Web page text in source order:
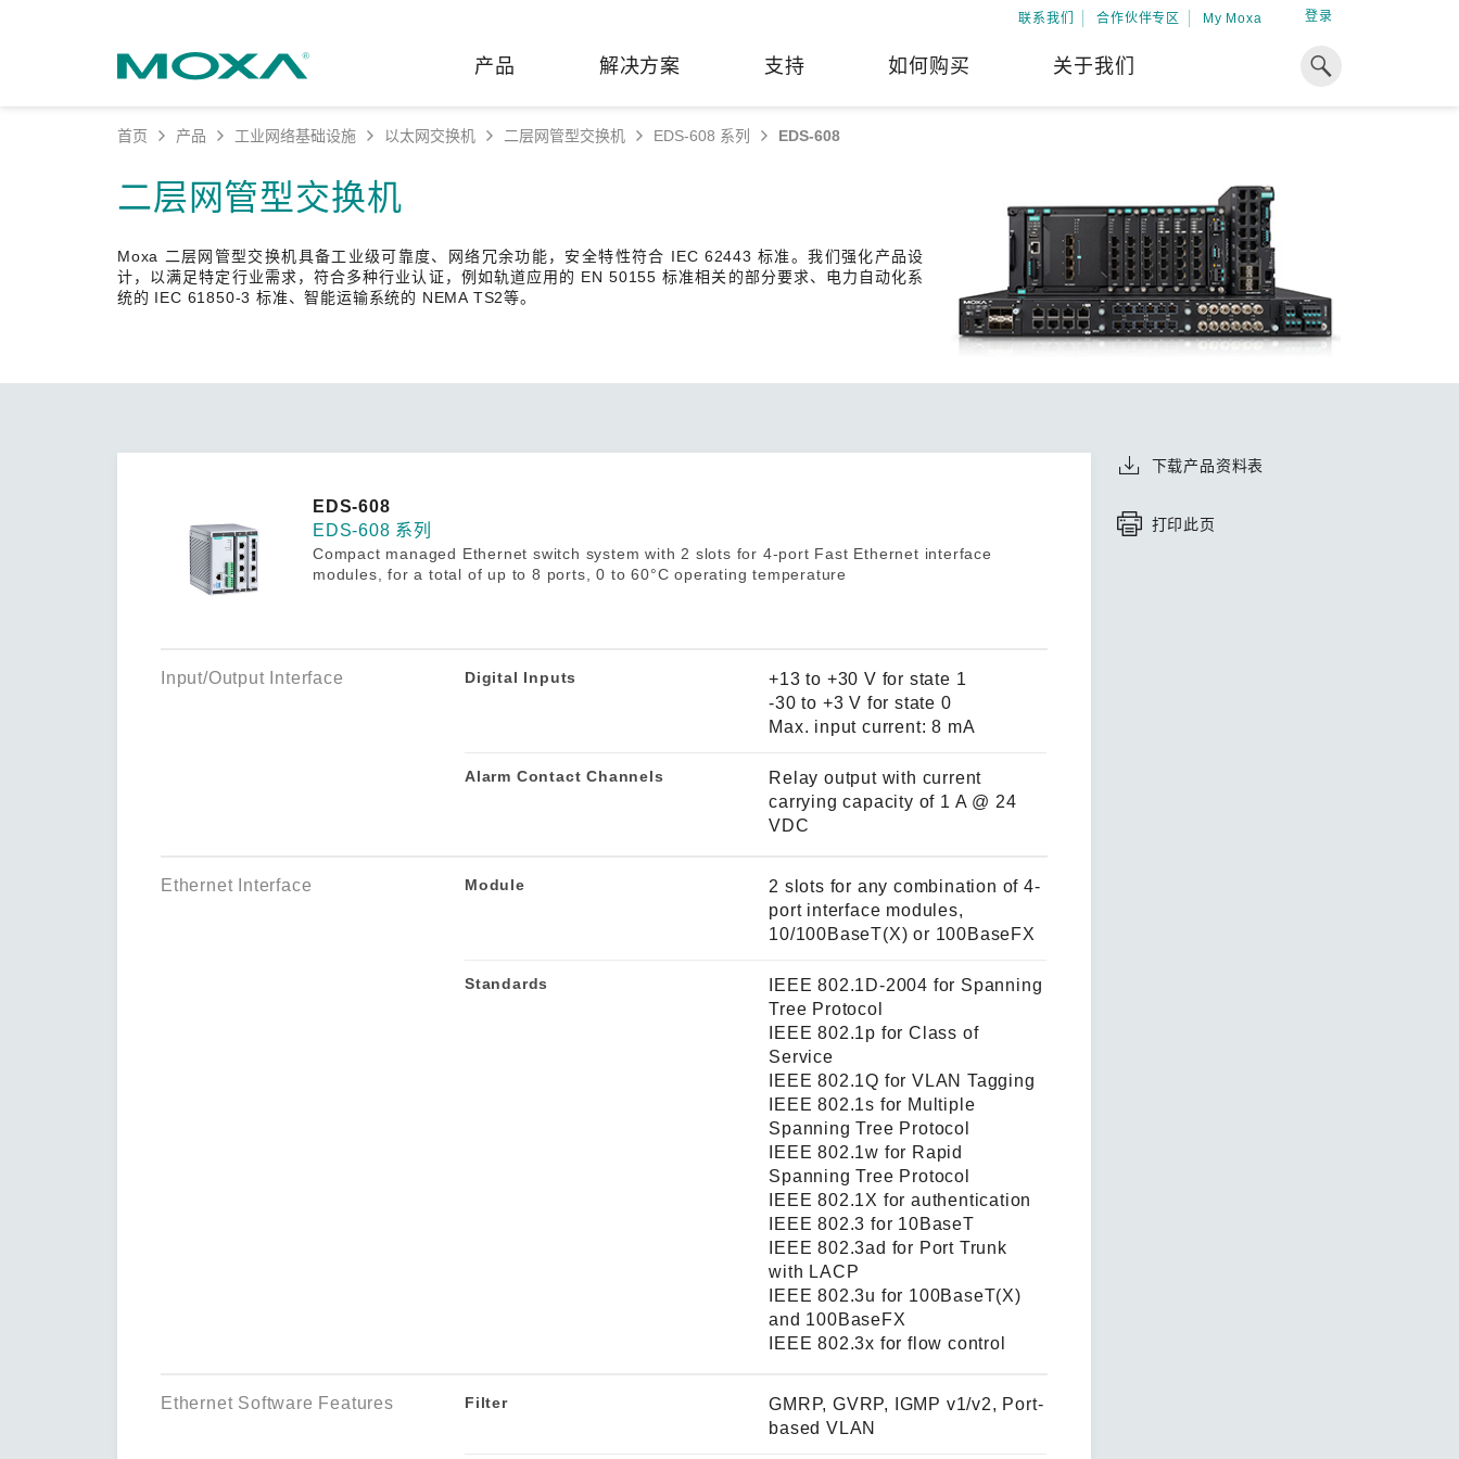
联系我们 合作伙伴专区 My Moxa 登录
产品
安全路由器
网络安全产品
串口转换器
x86 计算机
ARM 架构计算机
工业平板计算机
查看所有产品
解决方案
电力 油气 全球专业经验，助力储能出海
凭借在全球能源领域深耕超过 15 年的专业
经验，Moxa 致力于成为中国企业值得信赖
技术新知
单对以太网 (SPE) Ethernet-APL
支持
产品 FAQs 保修条款
下载中心
案例
专家观点
如何购买 关于我们
缘起与创新
有害物质合规政策 加入 Moxa
我们因优秀的员工而成长，因
共同的追求而凝聚。
了解更多
首页 产品 工业网络基础设施 以太网交换机 二层网管型交换机 EDS-608 系列 EDS-608
二层网管型交换机
Moxa 二层网管型交换机具备工业级可靠度、网络冗余功能，安全特性符合 IEC 62443 标准。我们强化产品设
计，以满足特定行业需求，符合多种行业认证，例如轨道应用的 EN 50155 标准相关的部分要求、电力自动化系
统的 IEC 61850-3 标准、智能运输系统的 NEMA TS2等。
EDS-608
EDS-608 系列
Compact managed Ethernet switch system with 2 slots for 4-port Fast Ethernet interface
modules, for a total of up to 8 ports, 0 to 60°C operating temperature
Input/Output Interface Digital Inputs
+13 to +30 V for state 1
-30 to +3 V for state 0
Max. input current: 8 mA
Alarm Contact Channels
Relay output with current
carrying capacity of 1 A @ 24
VDC
Ethernet Interface Module
2 slots for any combination of 4-
port interface modules,
10/100BaseT(X) or 100BaseFX
Standards
IEEE 802.1D-2004 for Spanning
Tree Protocol
IEEE 802.1p for Class of
Service
IEEE 802.1Q for VLAN Tagging
IEEE 802.1s for Multiple
Spanning Tree Protocol
IEEE 802.1w for Rapid
Spanning Tree Protocol
IEEE 802.1X for authentication
IEEE 802.3 for 10BaseT
IEEE 802.3ad for Port Trunk
with LACP
IEEE 802.3u for 100BaseT(X)
and 100BaseFX
IEEE 802.3x for flow control
Ethernet Software Features Filter
GMRP, GVRP, IGMP v1/v2, Port-
based VLAN
下载产品资料表
打印此页